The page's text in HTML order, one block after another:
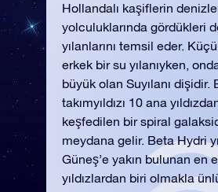
Hollandalı kaşiflerin
yolculuklarında gördükleri
yılanlarını temsil eder.
erkek bir su yılanıyken,
büyük olan Suyılanı dişidir.
takımyıldızı 10 ana
keşfedilen bir spiral
meydana gelir. Beta Hydri
Güneş’e yakın bulunan en
yıldızlardan biri olmakla